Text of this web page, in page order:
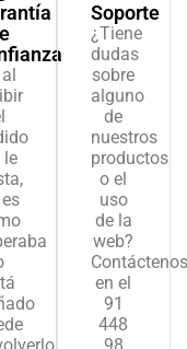
le
Soporte
¿Tiene
dudas
sobre
alguno
de
nuestros
productos
o el
uso
de la
web?
Contáctenos
en el
91
448